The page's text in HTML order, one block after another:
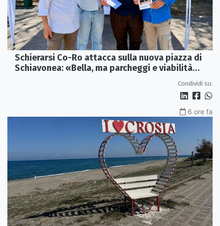
Schierarsi Co-Ro attacca sulla nuova piazza di
Schiavonea: «Bella, ma parcheggi e viabilità
Condividi su:
6 ore fa